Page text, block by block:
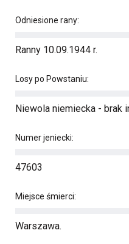
Odniesione rany:
Ranny 10.09.1944 r.
Losy po Powstaniu:
Niewola niemiecka - brak
Numer jeniecki:
47603
Miejsce śmierci:
Warszawa.